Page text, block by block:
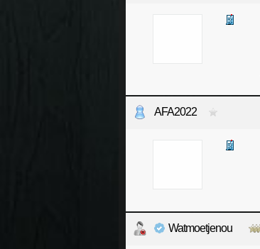
AFA2022
Watmoetjenou